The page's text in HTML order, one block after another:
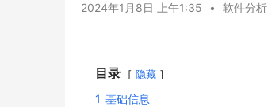
2024年1月8日 上午1:35 • 软件分析
目录 隐藏
1 基础信息